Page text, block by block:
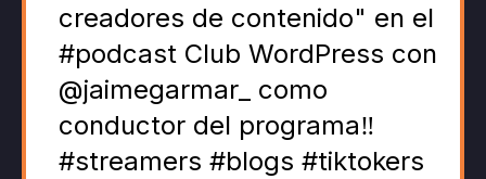
creadores de contenido" en el
#podcast Club WordPress con
@jaimegarmar_ como
conductor del programa‼️
#streamers #blogs #tiktokers